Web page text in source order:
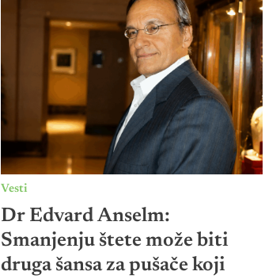
Vesti
Dr Edvard Anselm:
Smanjenju štete može biti
druga šansa za pušače koji